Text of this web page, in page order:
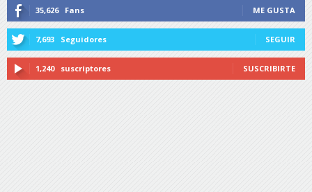
35,626 Fans ME GUSTA
7,693 Seguidores SEGUIR
1,240 suscriptores SUSCRIBIRTE